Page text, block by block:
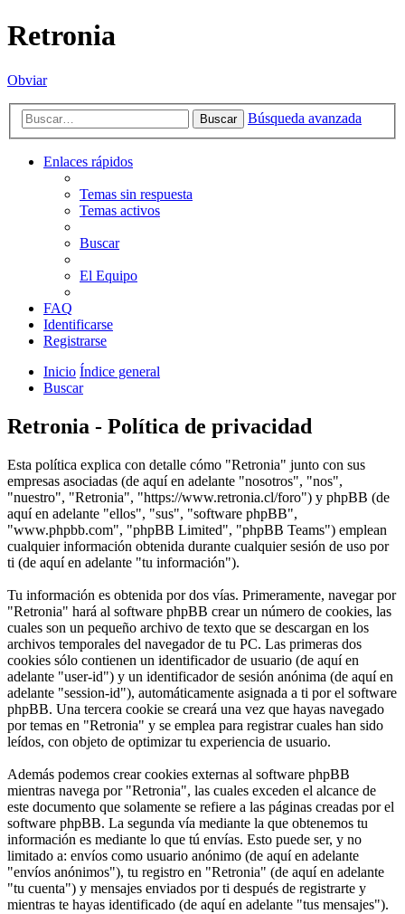
Retronia
Obviar
Buscar Búsqueda avanzada
Enlaces rápidos
Temas sin respuesta
Temas activos
Buscar
El Equipo
FAQ
Identificarse
Registrarse
Inicio Índice general
Buscar
Retronia - Política de privacidad
Esta política explica con detalle cómo "Retronia" junto con sus
empresas asociadas (de aquí en adelante "nosotros", "nos",
"nuestro", "Retronia", "https://www.retronia.cl/foro") y phpBB (de
aquí en adelante "ellos", "sus", "software phpBB",
"www.phpbb.com", "phpBB Limited", "phpBB Teams") emplean
cualquier información obtenida durante cualquier sesión de uso por
ti (de aquí en adelante "tu información").
Tu información es obtenida por dos vías. Primeramente, navegar por
"Retronia" hará al software phpBB crear un número de cookies, las
cuales son un pequeño archivo de texto que se descargan en los
archivos temporales del navegador de tu PC. Las primeras dos
cookies sólo contienen un identificador de usuario (de aquí en
adelante "user-id") y un identificador de sesión anónima (de aquí en
adelante "session-id"), automáticamente asignada a ti por el software
phpBB. Una tercera cookie se creará una vez que hayas navegado
por temas en "Retronia" y se emplea para registrar cuales han sido
leídos, con objeto de optimizar tu experiencia de usuario.
Además podemos crear cookies externas al software phpBB
mientras navega por "Retronia", las cuales exceden el alcance de
este documento que solamente se refiere a las páginas creadas por el
software phpBB. La segunda vía mediante la que obtenemos tu
información es mediante lo que tú envías. Esto puede ser, y no
limitado a: envíos como usuario anónimo (de aquí en adelante
"envíos anónimos"), tu registro en "Retronia" (de aquí en adelante
"tu cuenta") y mensajes enviados por ti después de registrarte y
mientras te hayas identificado (de aquí en adelante "tus mensajes").